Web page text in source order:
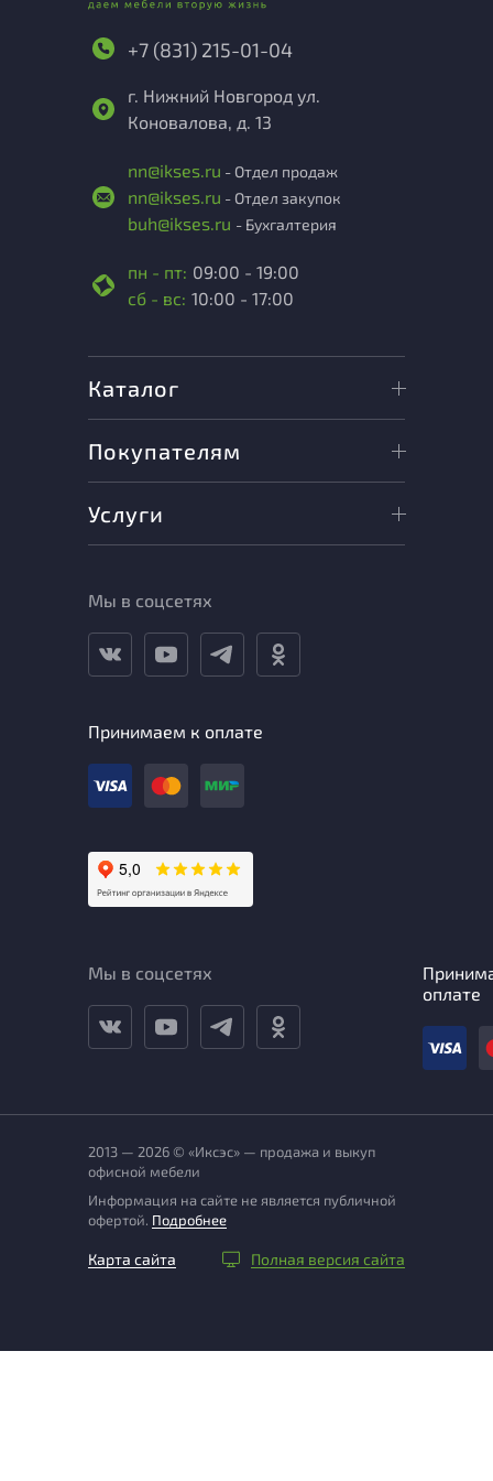
+7 (831) 215-01-04
г. Нижний Новгород ул.
Коновалова, д. 13
nn@ikses.ru - Отдел продаж
nn@ikses.ru - Отдел закупок
buh@ikses.ru - Бухгалтерия
пн - пт: 09:00 - 19:00
сб - вс: 10:00 - 17:00
Каталог
Покупателям
Услуги
Мы в соцсетях
Принимаем к оплате
Мы в соцсетях
оплате
2013 — 2026 © «Иксэс» — продажа и выкуп
офисной мебели
Информация на сайте не является публичной
офертой. Подробнее
Карта сайта Полная версия сайта